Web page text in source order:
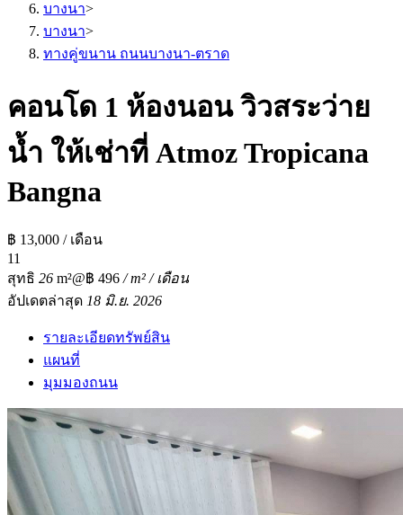
บางนา>
บางนา>
ทางคู่ขนาน ถนนบางนา-ตราด
คอนโด 1 ห้องนอน วิวสระว่าย
น้ำ ให้เช่าที่ Atmoz Tropicana
Bangna
฿ 13,000 / เดือน
11
สุทธิ 26 m²@฿ 496 / m² / เดือน
อัปเดตล่าสุด 18 มิ.ย. 2026
รายละเอียดทรัพย์สิน
แผนที่
มุมมองถนน